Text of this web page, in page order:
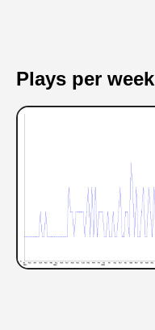
Plays per week